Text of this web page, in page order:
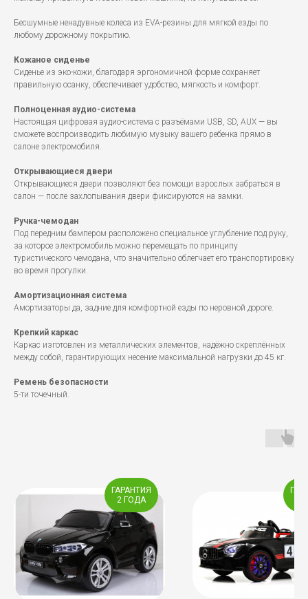
Бесшумные ненадувные колеса из EVA-резины для мягкой езды по
любому дорожному покрытию.
Кожаное сиденье
Сиденье из эко-кожи, благодаря эргономичной форме сохраняет
правильную осанку, обеспечивает удобство, мягкость и комфорт.
Полноценная аудио-система
Настоящая цифровая аудио-система с разъёмами USB, SD, AUX — вы
сможете воспроизводить любимую музыку вашего ребенка прямо в
салоне электромобиля.
Открывающиеся двери
Открывающиеся двери позволяют без помощи взрослых забраться в
салон — после захлопывания двери фиксируются на замки.
Ручка-чемодан
Под передним бампером расположено специальное углубление под руку,
за которое электромобиль можно перемещать по принципу
туристического чемодана, что значительно облегчает его транспортировку
во время прогулки.
Амортизационная система
Амортизаторы да, задние для комфортной езды по неровной дороге.
Крепкий каркас
Каркас изготовлен из металлических элементов, надёжно скреплённых
между собой, гарантирующих несение максимальной нагрузки до 45 кг.
Ремень безопасности
5-ти точечный.
ГАРАНТИЯ
2 ГОДА